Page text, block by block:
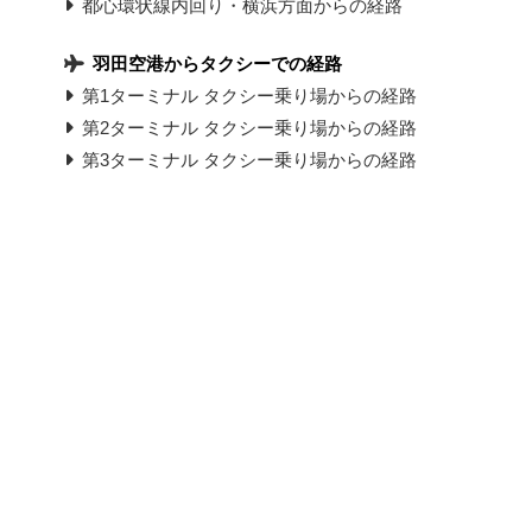
都心環状線内回り・横浜方面からの経路
羽田空港からタクシーでの経路
第1ターミナル タクシー乗り場からの経路
第2ターミナル タクシー乗り場からの経路
第3ターミナル タクシー乗り場からの経路